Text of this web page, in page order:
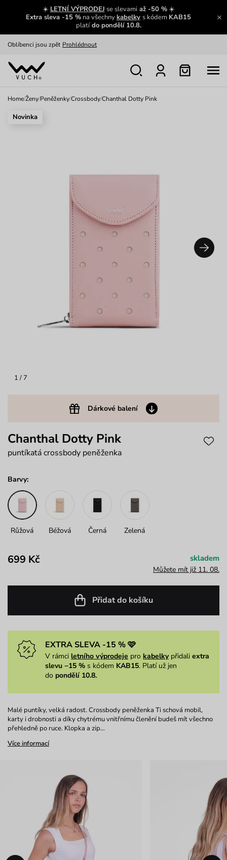
☀️ LETNÍ VÝPRODEJ se slevamiaž -50 %☀️
Extra sleva -15 % na všechnykabelky s kódem KAB15
platído pondělí 10.8.
Zajímavosti ze světa Vuch:
Zobrazit
Oblíbenci jsou zpět Prohlédnout
Nech se inspirovat
Home/Ženy/Peněženky/Crossbody/Chanthal Dotty Pink
1 / 7
Dárkové balení
Novinka
Chanthal Dotty Pink
puntíkatá crossbody peněženka
Barvy:
Růžová Béžová Černá Zelená
699 Kč skladem
Můžete mít již 11. 08.
Přidat do košíku
EXTRA SLEVA -15 % 🩷
V rámci letního výprodeje pro kabelkypřidali extra
slevu −15 % s kódem KAB15. Platí už jen
do pondělí 10.8.
Malé puntíky, velká radost. Crossbody peněženka Ti schová mobil,
karty i drobnosti a díky chytrému vnitřnímu členění budeš mít všechno
přehledně po ruce. Klopka a zip…
Více informací